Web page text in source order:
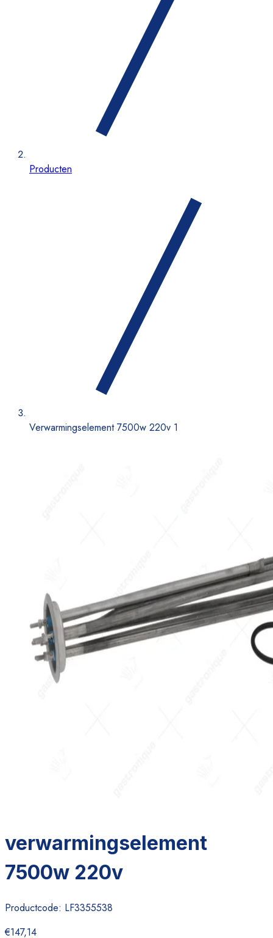
Producten
Verwarmingselement 7500w 220v 1
verwarmingselement
7500w 220v
Productcode: LF3355538
€147,14